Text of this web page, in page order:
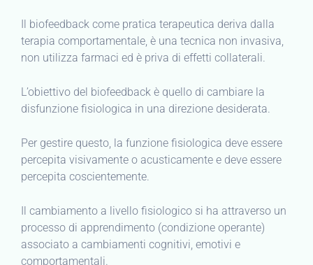
Il biofeedback come pratica terapeutica deriva dalla
terapia comportamentale, è una tecnica non invasiva,
non utilizza farmaci ed è priva di effetti collaterali.
L’obiettivo del biofeedback è quello di cambiare la
disfunzione fisiologica in una direzione desiderata.
Per gestire questo, la funzione fisiologica deve essere
percepita visivamente o acusticamente e deve essere
percepita coscientemente.
Il cambiamento a livello fisiologico si ha attraverso un
processo di apprendimento (condizione operante)
associato a cambiamenti cognitivi, emotivi e
comportamentali.